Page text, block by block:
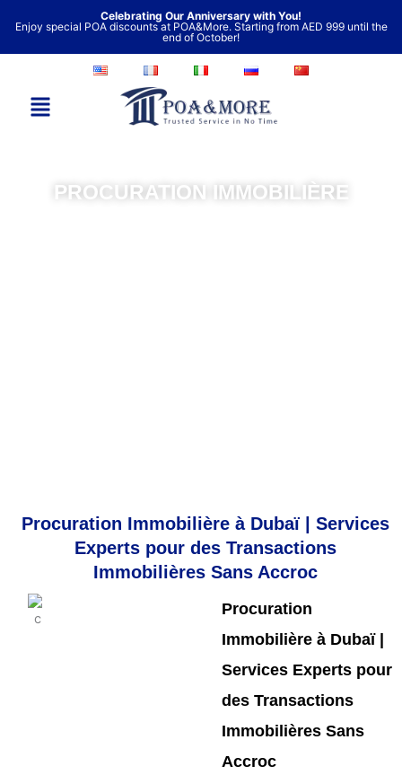
contenu
Celebrating Our Anniversary with You!
Enjoy special POA discounts at POA&More. Starting from AED 999 until the
end of October!
PROCURATION IMMOBILIÈRE
Procuration Immobilière à Dubaï | Services
Experts pour des Transactions
Immobilières Sans Accroc
Procuration
Immobilière à Dubaï |
Services Experts pour
des Transactions
Immobilières Sans
Accroc